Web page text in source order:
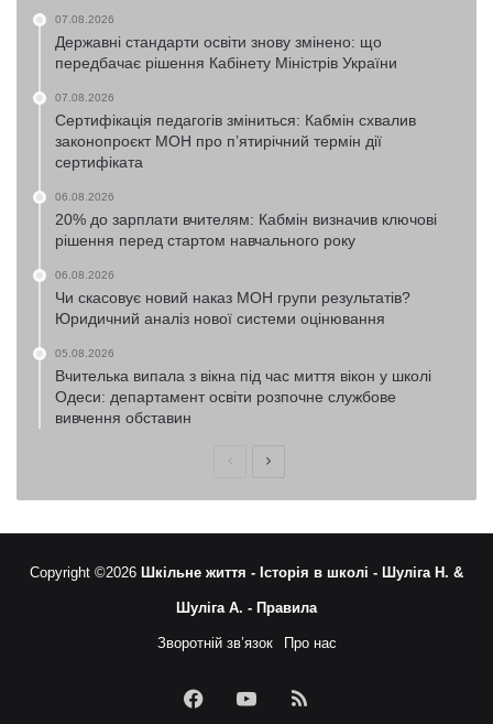
07.08.2026
Державні стандарти освіти знову змінено: що
передбачає рішення Кабінету Міністрів України
07.08.2026
Сертифікація педагогів зміниться: Кабмін схвалив
законопроєкт МОН про п’ятирічний термін дії
сертифіката
06.08.2026
20% до зарплати вчителям: Кабмін визначив ключові
рішення перед стартом навчального року
06.08.2026
Чи скасовує новий наказ МОН групи результатів?
Юридичний аналіз нової системи оцінювання
05.08.2026
Вчителька випала з вікна під час миття вікон у школі
Одеси: департамент освіти розпочне службове
вивчення обставин
ПопередняНаступна
Copyright ©2026 Шкільне життя - Історія в школі - Шуліга Н. &
Шуліга А. - Правила
Зворотній зв’язок Про нас
FacebookYouTubeRSS